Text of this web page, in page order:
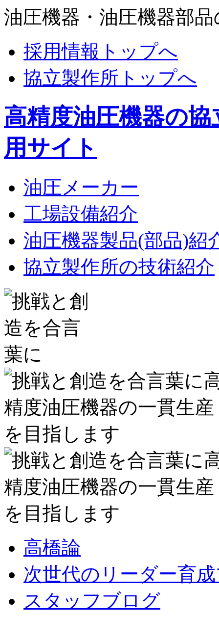
油圧機器・油圧機器部
採用情報トップへ
協立製作所トップへ
高精度油圧機器の
用サイト
油圧メーカー
工場設備紹介
油圧機器製品(部品)紹
協立製作所の技術紹介
高橋論
次世代のリーダー育
スタッフブログ